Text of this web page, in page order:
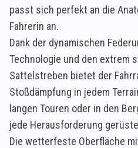
passt sich perfekt an die
Fahrerin an.
Dank der dynamischen
Technologie und den extrem
Sattelstreben bietet der
Stoßdämpfung in jedem
langen Touren oder in den
jede Herausforderung
Die wetterfeste Oberfläche